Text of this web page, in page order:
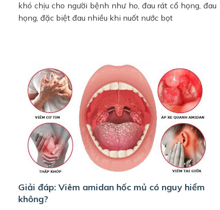
khó chịu cho người bệnh như ho, đau rát cổ họng, đau
họng, đặc biệt đau nhiều khi nuốt nước bọt
Giải đáp: Viêm amidan hốc mủ có nguy hiểm
không?